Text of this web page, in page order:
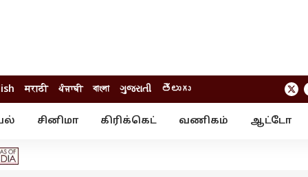
मराठी ਪੰਜਾਬੀ বাংলা ગુજરાતી తెలుగు
சினிமா கிரிக்கெட் வணிகம் ஆட்டோ